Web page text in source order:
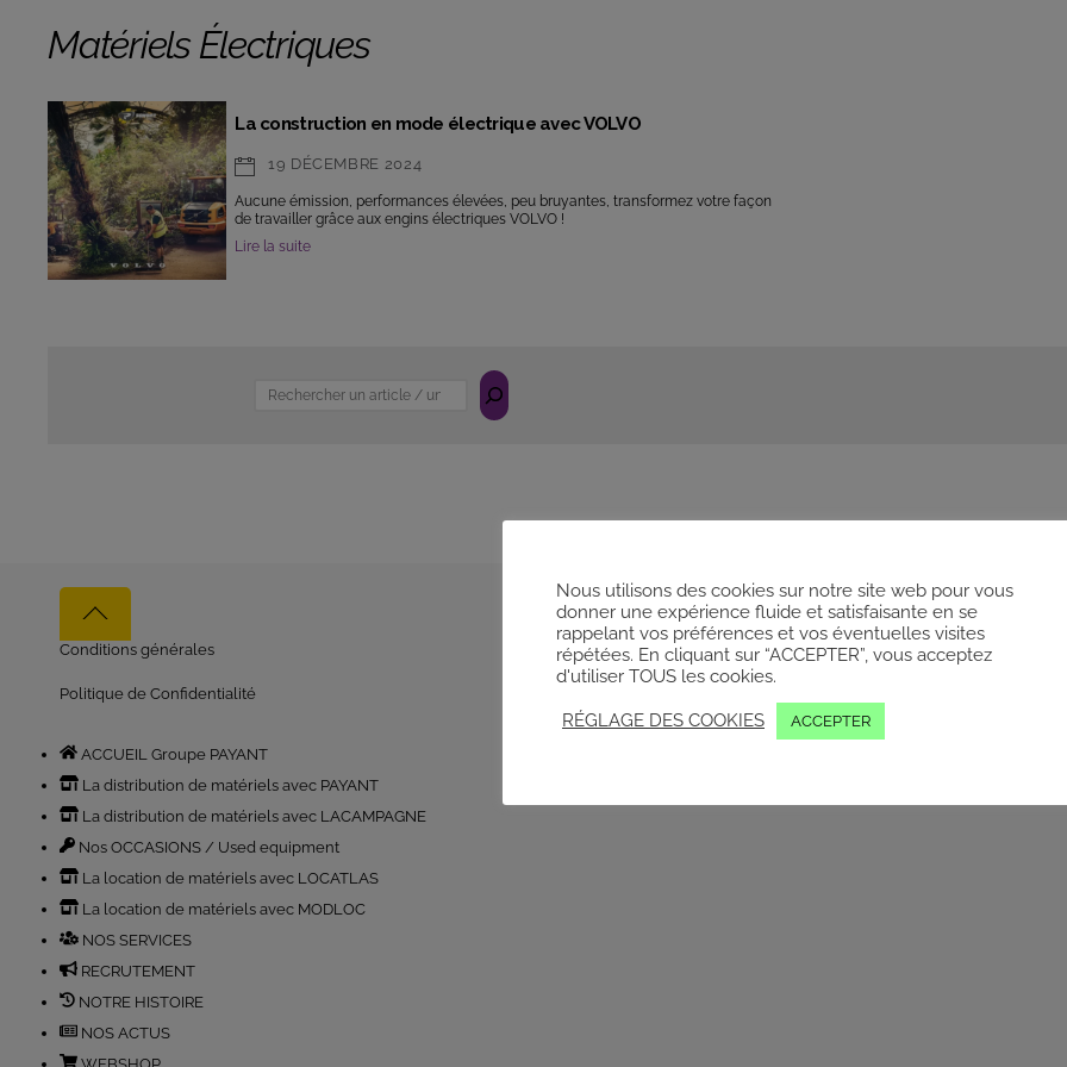
Matériels Électriques
La construction en mode électrique avec VOLVO
19 DÉCEMBRE 2024
Aucune émission, performances élevées, peu bruyantes, transformez votre façon
de travailler grâce aux engins électriques VOLVO !
Lire la suite
Back
to
Conditions générales
Politique de Confidentialité
LinkedInFacebook
ACCUEIL Groupe PAYANT
La distribution de matériels avec PAYANT
La distribution de matériels avec LACAMPAGNE
Nos OCCASIONS / Used equipment
La location de matériels avec LOCATLAS
La location de matériels avec MODLOC
NOS SERVICES
RECRUTEMENT
NOTRE HISTOIRE
NOS ACTUS
Nous utilisons des cookies sur notre site web pour vous
donner une expérience fluide et satisfaisante en se
rappelant vos préférences et vos éventuelles visites
répétées. En cliquant sur “ACCEPTER”, vous acceptez
d'utiliser TOUS les cookies.
RÉGLAGE DES COOKIES ACCEPTER